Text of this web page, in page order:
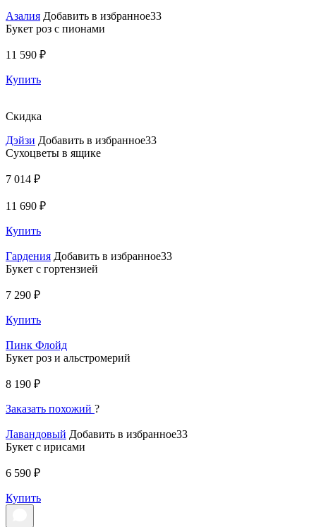
Азалия Добавить в избранное33
Букет роз с пионами
11 590 ₽
Купить
Скидка
Дэйзи Добавить в избранное33
Сухоцветы в ящике
7 014 ₽
11 690 ₽
Купить
Гардения Добавить в избранное33
Букет с гортензией
7 290 ₽
Купить
Пинк Флойд
Букет роз и альстромерий
8 190 ₽
Заказать похожий ?
Лавандовый Добавить в избранное33
Букет с ирисами
6 590 ₽
Купить